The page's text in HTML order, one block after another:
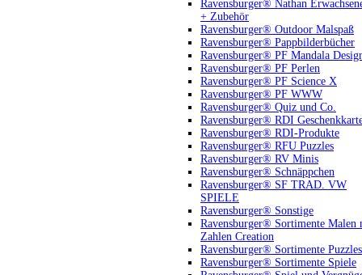
Ravensburger® Nathan
+ Zubehör
Ravensburger® Outdoor Malspaß
Ravensburger® Pappbilderbücher
Ravensburger® PF Mandala
Ravensburger® PF Perlen
Ravensburger® PF Science X
Ravensburger® PF WWW
Ravensburger® Quiz und Co.
Ravensburger® RDI
Ravensburger® RDI-Produkte
Ravensburger® RFU Puzzles
Ravensburger® RV Minis
Ravensburger® Schnäppchen
Ravensburger® SF TRAD. VW
SPIELE
Ravensburger® Sonstige
Ravensburger® Sortimente Malen
Zahlen Creation
Ravensburger® Sortimente Puzzles
Ravensburger® Sortimente Spiele